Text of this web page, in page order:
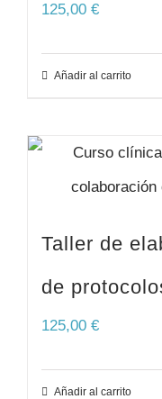
125,00 €
Añadir al carrito
Taller de
de
125,00 €
Añadir al carrito